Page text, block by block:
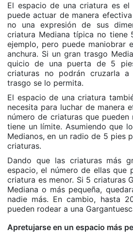
El espacio de una criatura es
puede actuar de manera
no una expresión de sus
criatura Mediana típica no tiene
ejemplo, pero puede maniobrar
anchura. Si un gran trasgo
quicio de una puerta de 5
criaturas no podrán cruzarla
trasgo se lo permita.
El espacio de una criatura
necesita para luchar de manera
número de criaturas que
tiene un límite. Asumiendo que
Medianos, en un radio de 5 pies
criaturas.
Dando que las criaturas más
espacio, el número de ellas que
criatura es menor. Si 5 criaturas
Mediana o más pequeña,
nadie más. En cambio, hasta
pueden rodear a una
Apretujarse en un espacio más